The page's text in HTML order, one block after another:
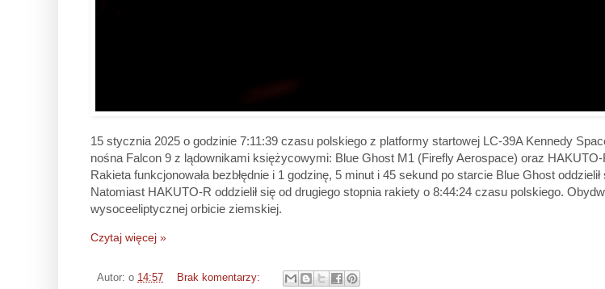
15 stycznia 2025 o godzinie 7:11:39 czasu polskiego z platformy startowej LC-39A Kennedy
nośna Falcon 9 z lądownikami księżycowymi: Blue Ghost M1 (Firefly Aerospace) oraz HAKUTO-
Rakieta funkcjonowała bezbłędnie i 1 godzinę, 5 minut i 45 sekund po starcie Blue Ghost
Natomiast HAKUTO-R oddzielił się od drugiego stopnia rakiety o 8:44:24 czasu polskiego.
wysoceeliptycznej orbicie ziemskiej.
Czytaj więcej »
Autor: o 14:57
Brak komentarzy: